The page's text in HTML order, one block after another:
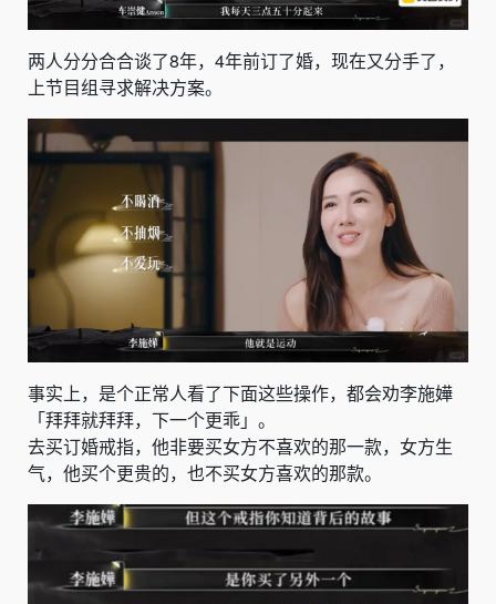
两人分分合合谈了8年，4年前订了婚，现在又分手了，
上节目组寻求解决方案。
事实上，是个正常人看了下面这些操作，都会劝李施嬅
「拜拜就拜拜，下一个更乖」。
去买订婚戒指，他非要买女方不喜欢的那一款，女方生
气，他买个更贵的，也不买女方喜欢的那款。